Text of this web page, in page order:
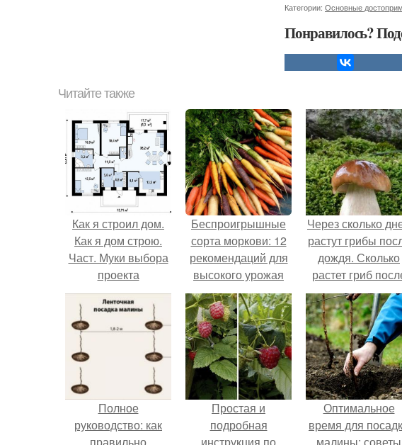
Категории: Основные
Понравилось?
Читайте также
Как я строил дом.
Как я дом строю.
Част. Муки выбора
проекта
Беспроигрышные
сорта моркови: 12
рекомендаций для
высокого урожая
Через сколько
растут грибы
дождя. Сколько
растет гриб
дождя?
Полное
руководство: как
Простая и
подробная
Оптимальное
время для